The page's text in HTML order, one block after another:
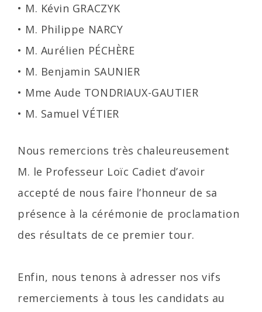
• M. Kévin GRACZYK
• M. Philippe NARCY
• M. Aurélien PÉCHÈRE
• M. Benjamin SAUNIER
• Mme Aude TONDRIAUX-GAUTIER
• M. Samuel VÉTIER
Nous remercions très chaleureusement
M. le Professeur Loïc Cadiet d’avoir
accepté de nous faire l’honneur de sa
présence à la cérémonie de proclamation
des résultats de ce premier tour.
Enfin, nous tenons à adresser nos vifs
remerciements à tous les candidats au